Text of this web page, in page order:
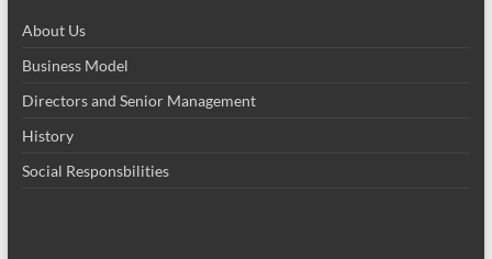
About Us
Business Model
Directors and Senior Management
History
Social Responsbilities